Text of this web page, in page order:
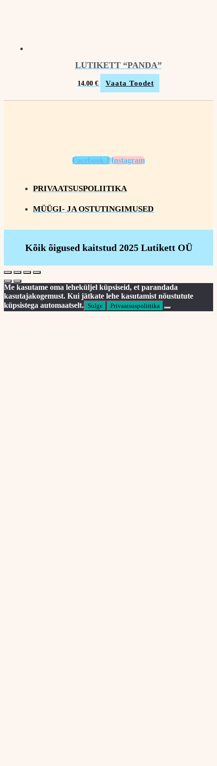
LUTIKETT “PANDA”
14.00 € Vaata Toodet
Facebook-f Instagram
PRIVAATSUSPOLIITIKA
MÜÜGI- JA OSTUTINGIMUSED
Kõik õigused kaitstud 2025 Lutikett OÜ
Me kasutame oma leheküljel küpsiseid, et parandada
kasutajakogemust. Kui jätkate lehe kasutamist nõustutute
küpsistega automaatselt. Sulge Privaatsuspoliitika